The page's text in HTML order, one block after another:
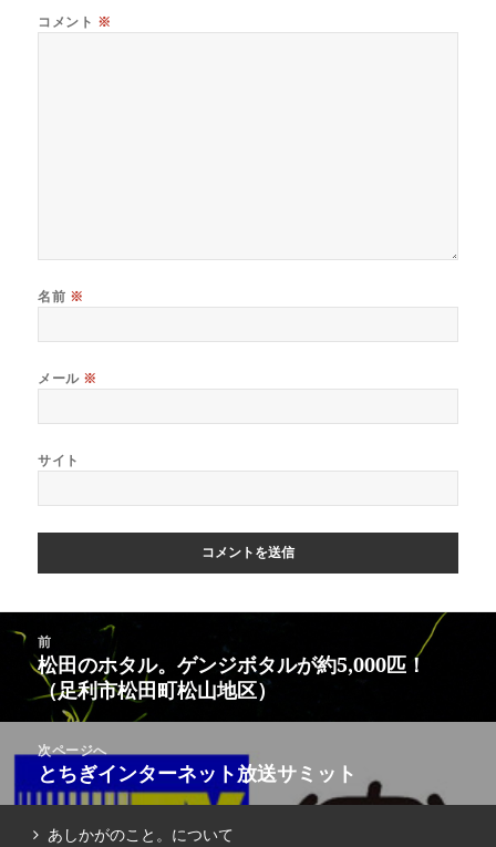
コメント ※
名前 ※
メール ※
サイト
前
松田のホタル。ゲンジボタルが約5,000匹！
（足利市松田町松山地区）
次ページへ
とちぎインターネット放送サミット
あしかがのこと。について